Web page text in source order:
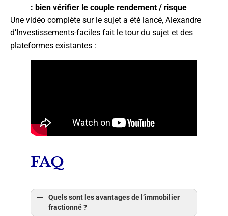
: bien vérifier le couple rendement / risque
Une vidéo complète sur le sujet a été lancé, Alexandre
d’Investissements-faciles fait le tour du sujet et des
plateformes existantes :
FAQ
Quels sont les avantages de l’immobilier
fractionné ?